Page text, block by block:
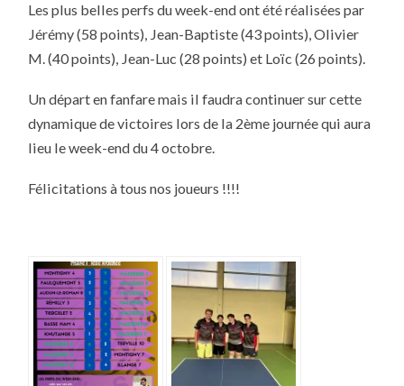
Les plus belles perfs du week-end ont été réalisées par
Jérémy (58 points), Jean-Baptiste (43 points), Olivier
M. (40 points), Jean-Luc (28 points) et Loïc (26 points).
Un départ en fanfare mais il faudra continuer sur cette
dynamique de victoires lors de la 2ème journée qui aura
lieu le week-end du 4 octobre.
Félicitations à tous nos joueurs !!!!